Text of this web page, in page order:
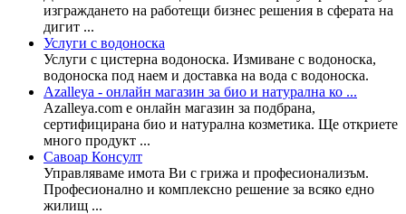
изграждането на работещи бизнес решения в сферата на
дигит ...
Услуги с водоноска
Услуги с цистерна водоноска. Измиване с водоноска,
водоноска под наем и доставка на вода с водоноска.
Azalleya - онлайн магазин за био и натурална ко ...
Azalleya.com е онлайн магазин за подбрана,
сертифицирана био и натурална козметика. Ще откриете
много продукт ...
Савоар Консулт
Управляваме имота Ви с грижа и професионализъм.
Професионално и комплексно решение за всяко едно
жилищ ...